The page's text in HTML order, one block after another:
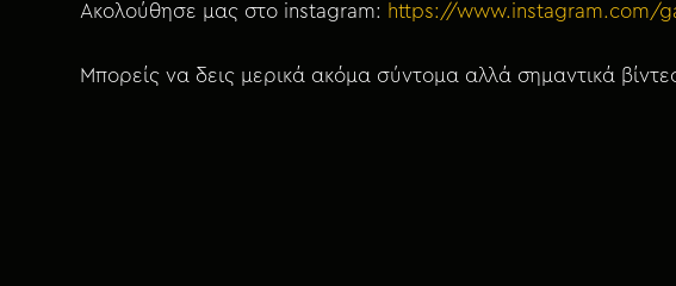
Ακολούθησε μας στο instagram: https://www.instagram.com/
Μπορείς να δεις μερικά ακόμα σύντομα αλλά σημαντικά